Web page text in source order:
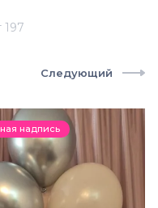
197
Следующий
надпись